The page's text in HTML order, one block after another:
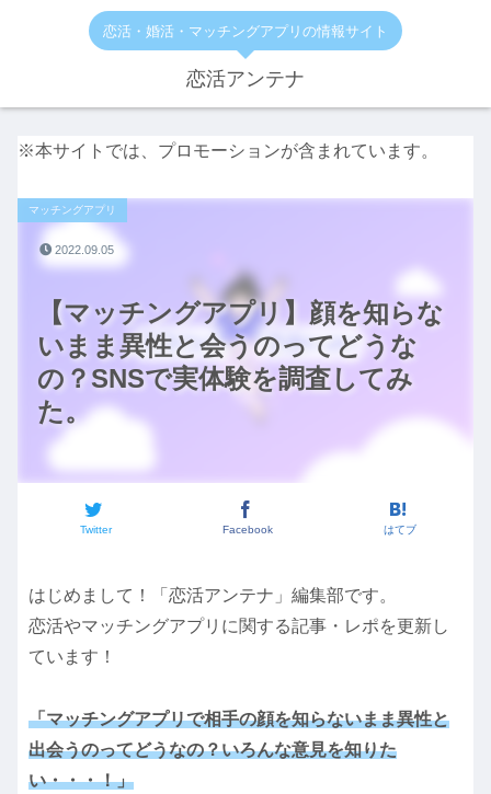
恋活・婚活・マッチングアプリの情報サイト
恋活アンテナ
※本サイトでは、プロモーションが含まれています。
【マッチングアプリ】顔を知らな
いまま異性と会うのってどうな
の？SNSで実体験を調査してみ
た。
マッチングアプリ
Twitter Facebook はてブ
2022.09.05
はじめまして！「恋活アンテナ」編集部です。
恋活やマッチングアプリに関する記事・レポを更新し
ています！
「マッチングアプリで相手の顔を知らないまま異性と
出会うのってどうなの？いろんな意見を知りた
い・・・！」